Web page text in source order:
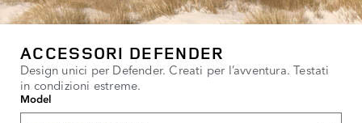
ACCESSORI DEFENDER
Design unici per Defender. Creati per l’avventura. Testati
in condizioni estreme.
Model